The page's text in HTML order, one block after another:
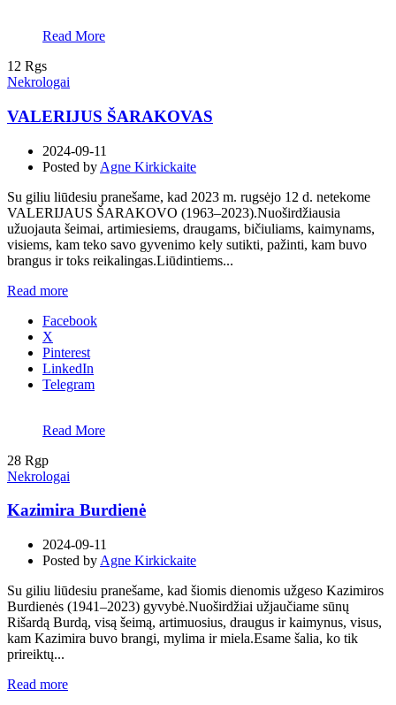
Read More
12 Rgs
Nekrologai
VALERIJUS ŠARAKOVAS
2024-09-11
Posted by Agne Kirkickaite
Su giliu liūdesiu pranešame, kad 2023 m. rugsėjo 12 d. netekome
VALERIJAUS ŠARAKOVO (1963–2023).Nuoširdžiausia
užuojauta šeimai, artimiesiems, draugams, bičiuliams, kaimynams,
visiems, kam teko savo gyvenimo kely sutikti, pažinti, kam buvo
brangus ir toks reikalingas.Liūdintiems...
Read more
Facebook
X
Pinterest
LinkedIn
Telegram
Read More
28 Rgp
Nekrologai
Kazimira Burdienė
2024-09-11
Posted by Agne Kirkickaite
Su giliu liūdesiu pranešame, kad šiomis dienomis užgeso Kazimiros
Burdienės (1941–2023) gyvybė.Nuoširdžiai užjaučiame sūnų
Rišardą Burdą, visą šeimą, artimuosius, draugus ir kaimynus, visus,
kam Kazimira buvo brangi, mylima ir miela.Esame šalia, ko tik
prireiktų...
Read more